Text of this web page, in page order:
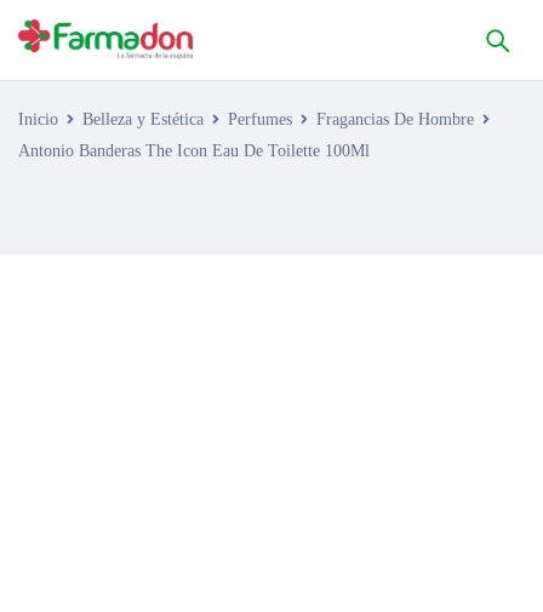
Inicio Belleza y Estética Perfumes
Fragancias De Hombre
Antonio Banderas The Icon Eau De Toilette 100Ml